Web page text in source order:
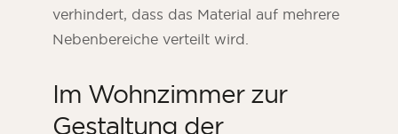
verhindert, dass das Material auf mehrere
Nebenbereiche verteilt wird.
Im Wohnzimmer zur
Gestaltung der